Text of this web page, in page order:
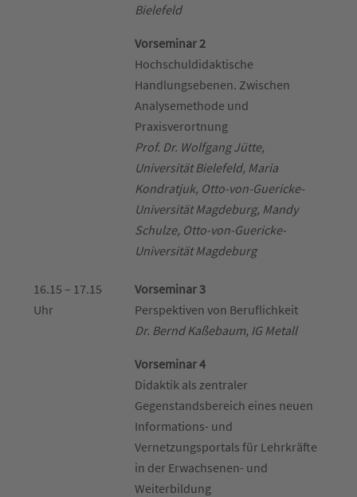
Bielefeld
Vorseminar 2
Hochschuldidaktische
Handlungsebenen. Zwischen
Analysemethode und
Praxisverortnung
Prof. Dr. Wolfgang Jütte,
Universität Bielefeld, Maria
Kondratjuk, Otto-von-Guericke-
Universität Magdeburg, Mandy
Schulze, Otto-von-Guericke-
Universität Magdeburg
16.15 – 17.15
Uhr
Vorseminar 3
Perspektiven von Beruflichkeit
Dr. Bernd Kaßebaum, IG Metall
Vorseminar 4
Didaktik als zentraler
Gegenstandsbereich eines neuen
Informations- und
Vernetzungsportals für Lehrkräfte
in der Erwachsenen- und
Weiterbildung